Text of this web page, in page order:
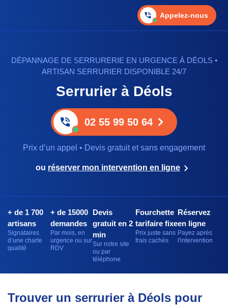
Appelez-nous
DÉPANNAGE DE SERRURERIE EN URGENCE À DÉOLS •
ARTISAN SERRURIER DISPONIBLE 24/7
Serrurier à Déols
02 55 99 50 64
Prix d’un appel • Devis gratuit et sans engagement
ou réserver mon intervention en ligne
+ de 1 700
artisans
Signataires
d’une charte
qualité
+ de 15000
demandes
Par mois, en
urgence ou sur
RDV
Devis
gratuit en 2
min
Sur notre site
ou par
téléphone
Fourchette
tarifaire fixe
Prix juste sans
frais cachés
Réservez
en ligne
Payez après
l'intervention
Trouver un serrurier à Déols pour